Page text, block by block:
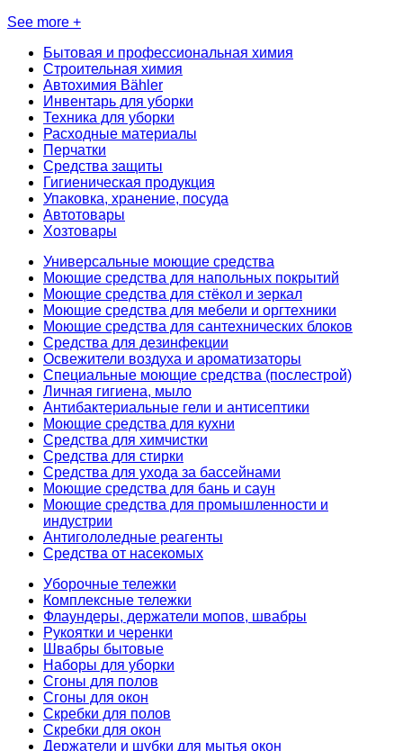
See more +
Бытовая и профессиональная химия
Строительная химия
Автохимия Bähler
Инвентарь для уборки
Техника для уборки
Расходные материалы
Перчатки
Средства защиты
Гигиеническая продукция
Упаковка, хранение, посуда
Автотовары
Хозтовары
Универсальные моющие средства
Моющие средства для напольных покрытий
Моющие средства для стёкол и зеркал
Моющие средства для мебели и оргтехники
Моющие средства для сантехнических блоков
Средства для дезинфекции
Освежители воздуха и ароматизаторы
Специальные моющие средства (послестрой)
Личная гигиена, мыло
Антибактериальные гели и антисептики
Моющие средства для кухни
Средства для химчистки
Средства для стирки
Средства для ухода за бассейнами
Моющие средства для бань и саун
Моющие средства для промышленности и
индустрии
Антигололедные реагенты
Средства от насекомых
Уборочные тележки
Комплексные тележки
Флаундеры, держатели мопов, швабры
Рукоятки и черенки
Швабры бытовые
Наборы для уборки
Сгоны для полов
Сгоны для окон
Скребки для полов
Скребки для окон
Держатели и шубки для мытья окон